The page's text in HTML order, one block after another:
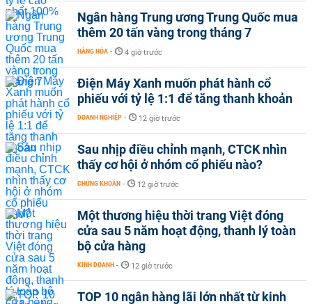
Ngân hàng Trung ương Trung Quốc mua
thêm 20 tấn vàng trong tháng 7
HÀNG HÓA - 4 giờ trước
Điện Máy Xanh muốn phát hành cổ
phiếu với tỷ lệ 1:1 để tăng thanh khoản
DOANH NGHIỆP - 12 giờ trước
Sau nhịp điều chỉnh mạnh, CTCK nhìn
thấy cơ hội ở nhóm cổ phiếu nào?
CHỨNG KHOÁN - 12 giờ trước
Một thương hiệu thời trang Việt đóng
cửa sau 5 năm hoạt động, thanh lý toàn
bộ cửa hàng
KINH DOANH - 12 giờ trước
TOP 10 ngân hàng lãi lớn nhất từ kinh